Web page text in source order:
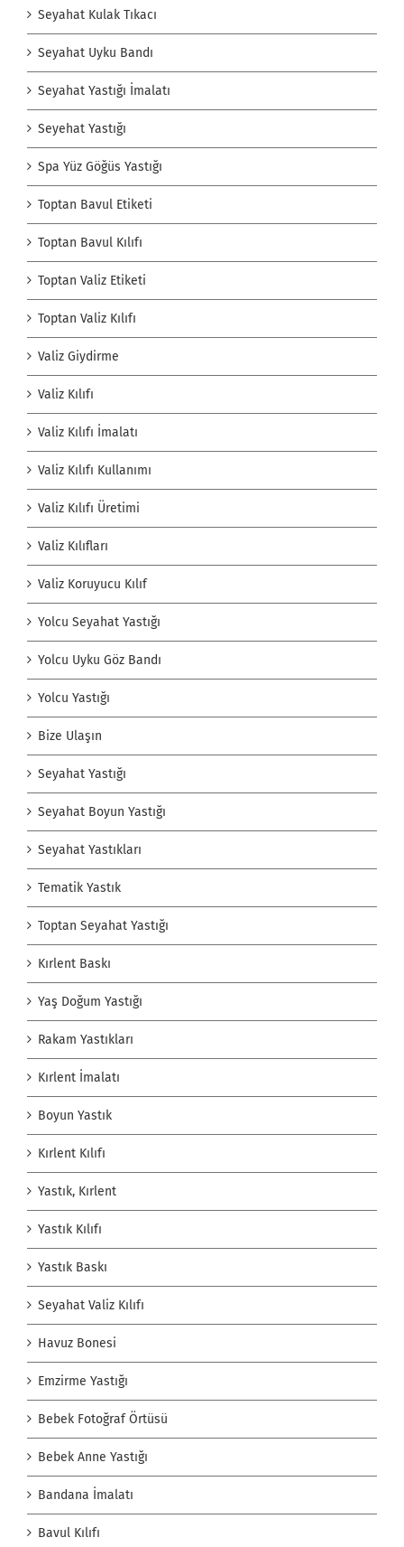
Seyahat Kulak Tıkacı
Seyahat Uyku Bandı
Seyahat Yastığı İmalatı
Seyehat Yastığı
Spa Yüz Göğüs Yastığı
Toptan Bavul Etiketi
Toptan Bavul Kılıfı
Toptan Valiz Etiketi
Toptan Valiz Kılıfı
Valiz Giydirme
Valiz Kılıfı
Valiz Kılıfı İmalatı
Valiz Kılıfı Kullanımı
Valiz Kılıfı Üretimi
Valiz Kılıfları
Valiz Koruyucu Kılıf
Yolcu Seyahat Yastığı
Yolcu Uyku Göz Bandı
Yolcu Yastığı
Bize Ulaşın
Seyahat Yastığı
Seyahat Boyun Yastığı
Seyahat Yastıkları
Tematik Yastık
Toptan Seyahat Yastığı
Kırlent Baskı
Yaş Doğum Yastığı
Rakam Yastıkları
Kırlent İmalatı
Boyun Yastık
Kırlent Kılıfı
Yastık, Kırlent
Yastık Kılıfı
Yastık Baskı
Seyahat Valiz Kılıfı
Havuz Bonesi
Emzirme Yastığı
Bebek Fotoğraf Örtüsü
Bebek Anne Yastığı
Bandana İmalatı
Bavul Kılıfı